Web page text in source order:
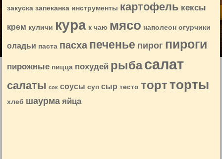
закуска запеканка инструменты картофель кексы
крем куличи кура к чаю мясо наполеон огурчики
оладьи паста пасха печенье пирог пироги
пирожные пицца похудей рыбасалат
салаты сок соусы суп сыр тесто торт торты
хлеб шаурма яйца